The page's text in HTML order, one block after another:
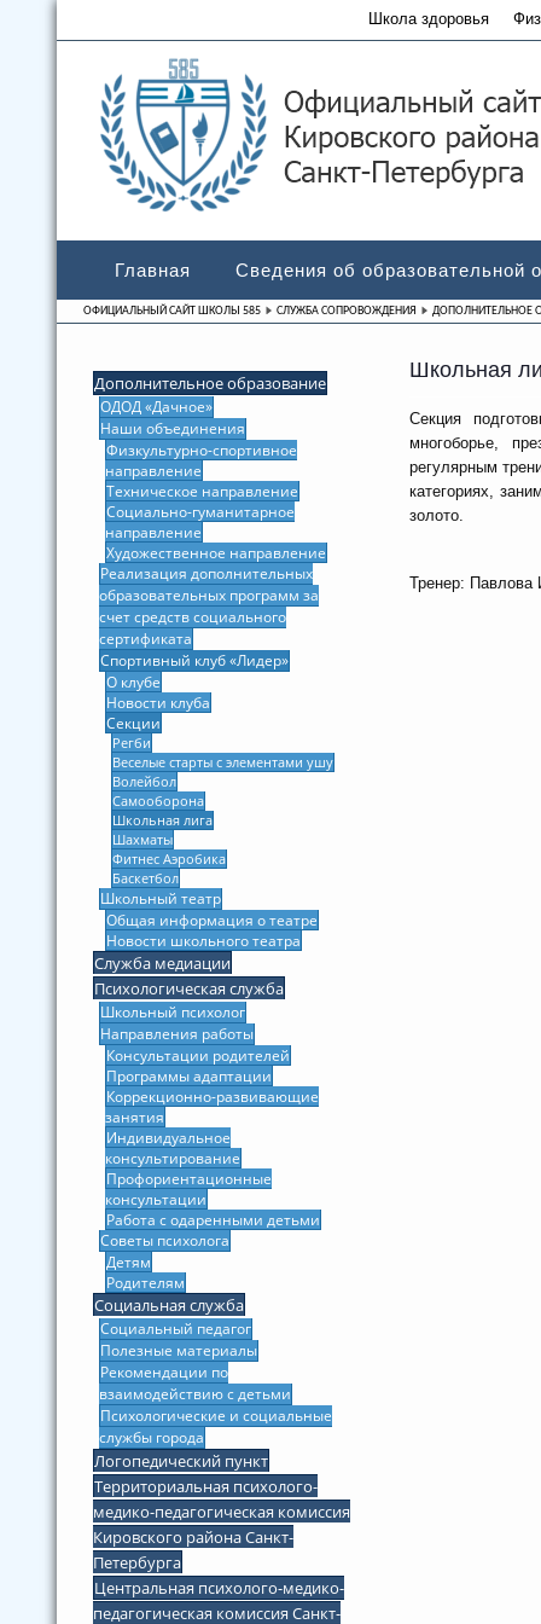
Школа здоровья
Главная Сведения об образовательной
ОФИЦИАЛЬНЫЙ САЙТ ШКОЛЫ 585 СЛУЖБА СОПРОВОЖДЕНИЯ ДОПОЛНИТЕЛЬНОЕ
Дополнительное образование
ОДОД «Дачное»
Наши объединения
Физкультурно-спортивное
направление
Техническое направление
Социально-гуманитарное
направление
Художественное направление
Реализация дополнительных
образовательных программ за
счет средств социального
сертификата
Спортивный клуб «Лидер»
О клубе
Новости клуба
Секции
Регби
Веселые старты с элементами ушу
Волейбол
Самооборона
Школьная лига
Шахматы
Фитнес Аэробика
Баскетбол
Школьный театр
Общая информация о театре
Новости школьного театра
Служба медиации
Психологическая служба
Школьный психолог
Направления работы
Консультации родителей
Программы адаптации
Коррекционно-развивающие
занятия
Индивидуальное
консультирование
Профориентационные
консультации
Работа с одаренными детьми
Советы психолога
Детям
Родителям
Социальная служба
Социальный педагог
Полезные материалы
Рекомендации по
взаимодействию с детьми
Психологические и социальные
службы города
Логопедический пункт
Территориальная психолого-
медико-педагогическая комиссия
Кировского района Санкт-
Петербурга
Центральная психолого-медико-
педагогическая комиссия Санкт-
Школьная
Секция
многоборье,
регулярным
категориях,
золото.
Тренер: Павлова